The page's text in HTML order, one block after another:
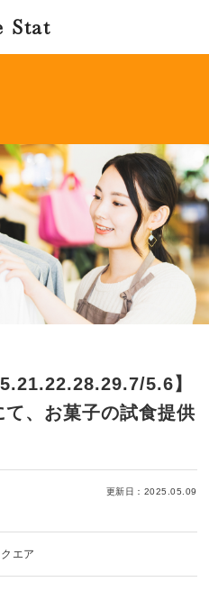
Stat
5.6】
、お菓子の試食提供
更新日：2025.05.09
エア